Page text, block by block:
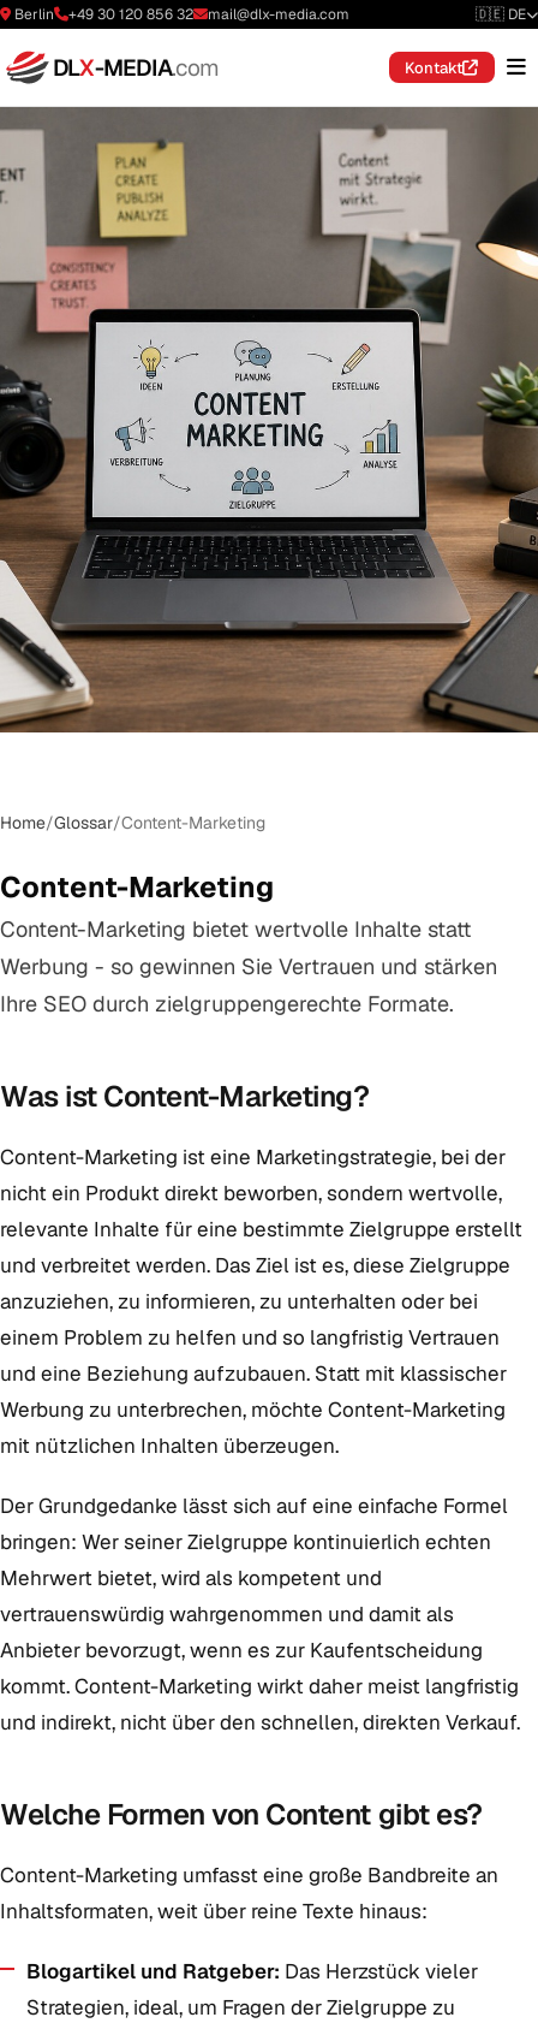
Berlin +49 30 120 856 32 mail@dlx-media.com 🇩🇪 DE
DLX-MEDIA.com Kontakt
Home/Glossar/Content-Marketing
Content-Marketing
Content-Marketing bietet wertvolle Inhalte statt
Werbung - so gewinnen Sie Vertrauen und stärken
Ihre SEO durch zielgruppengerechte Formate.
Was ist Content-Marketing?
Content-Marketing ist eine Marketingstrategie, bei der
nicht ein Produkt direkt beworben, sondern wertvolle,
relevante Inhalte für eine bestimmte Zielgruppe erstellt
und verbreitet werden. Das Ziel ist es, diese Zielgruppe
anzuziehen, zu informieren, zu unterhalten oder bei
einem Problem zu helfen und so langfristig Vertrauen
und eine Beziehung aufzubauen. Statt mit klassischer
Werbung zu unterbrechen, möchte Content-Marketing
mit nützlichen Inhalten überzeugen.
Der Grundgedanke lässt sich auf eine einfache Formel
bringen: Wer seiner Zielgruppe kontinuierlich echten
Mehrwert bietet, wird als kompetent und
vertrauenswürdig wahrgenommen und damit als
Anbieter bevorzugt, wenn es zur Kaufentscheidung
kommt. Content-Marketing wirkt daher meist langfristig
und indirekt, nicht über den schnellen, direkten Verkauf.
Welche Formen von Content gibt es?
Content-Marketing umfasst eine große Bandbreite an
Inhaltsformaten, weit über reine Texte hinaus:
Blogartikel und Ratgeber: Das Herzstück vieler
Strategien, ideal, um Fragen der Zielgruppe zu